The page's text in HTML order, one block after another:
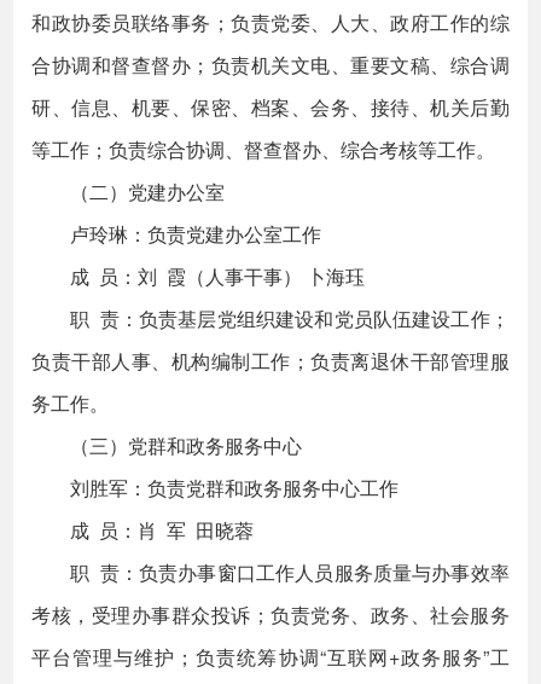
和政协委员联络事务；负责党委、人大、政府工作的综
合协调和督查督办；负责机关文电、重要文稿、综合调
研、信息、机要、保密、档案、会务、接待、机关后勤
等工作；负责综合协调、督查督办、综合考核等工作。
（二）党建办公室
卢玲琳：负责党建办公室工作
成 员：刘 霞（人事干事） 卜海珏
职 责：负责基层党组织建设和党员队伍建设工作；
负责干部人事、机构编制工作；负责离退休干部管理服
务工作。
（三）党群和政务服务中心
刘胜军：负责党群和政务服务中心工作
成 员：肖 军 田晓蓉
职 责：负责办事窗口工作人员服务质量与办事效率
考核，受理办事群众投诉；负责党务、政务、社会服务
平台管理与维护；负责统筹协调“互联网+政务服务”工